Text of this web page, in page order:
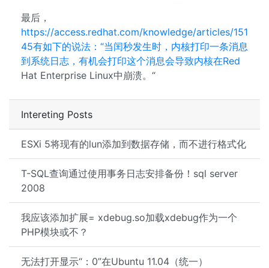
Intereting Posts
ESXi 5将现有的lun添加到数据存储，而不进行格式化
T-SQL查询通过使用事务日志安排备份！sql server
2008
我应该添加扩展= xdebug.so加载xdebug作为一个
PHP模块或不？
无法打开显示“：0”在Ubuntu 11.04（统一）
最后，
https://access.redhat.com/knowledge/articles/151
45有如下的说法：“当闰秒发生时，内核打印一条消息
到系统日志，有机会打印这个消息会导致内核在Red
Hat Enterprise Linux中崩溃。“